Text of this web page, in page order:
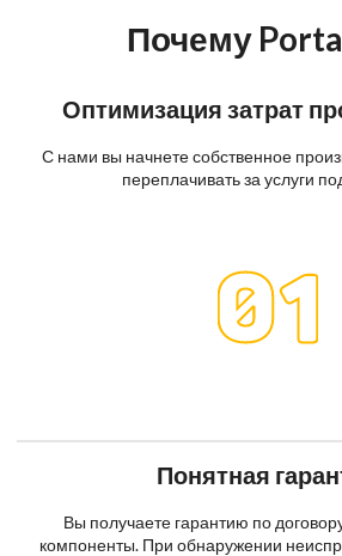
Почему
Оптимизация затрат
С нами вы начнете собственное
переплачивать за услуги
Понятная
Вы получаете гарантию по
компоненты. При обнаружении